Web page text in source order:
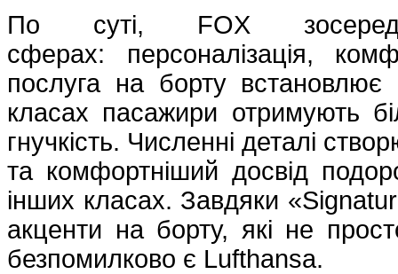
По суті, FOX
сферах: персоналізація,
послуга на борту встановлює
класах пасажири отримують
гнучкість. Численні деталі
та комфортніший досвід
інших класах. Завдяки
акценти на борту, які не
безпомилково є Lufthansa.